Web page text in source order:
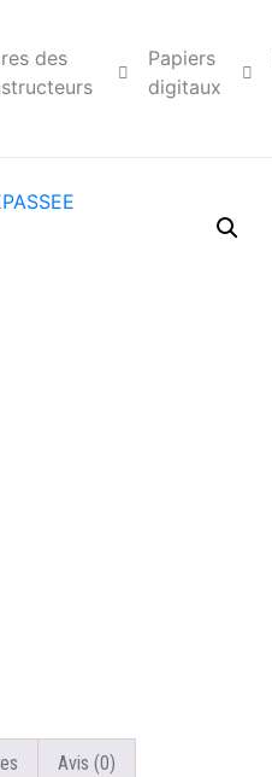
des
Papiers
digitaux
Avis (0)